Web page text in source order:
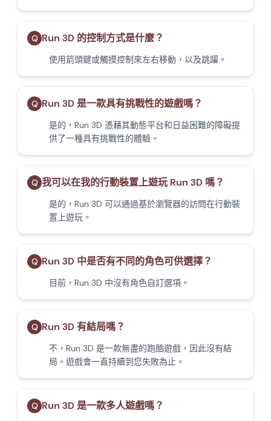
Q Run 3D 的控制方式是什麼？
使用箭頭鍵或觸摸控制來左右移動，以及跳躍。
Q Run 3D 是一款具有挑戰性的遊戲嗎？
是的，Run 3D 憑藉其動態平台和日益困難的障礙提
供了一種具有挑戰性的體驗。
Q 我可以在我的行動裝置上遊玩 Run 3D 嗎？
是的，Run 3D 可以通過基於瀏覽器的訪問在行動裝
置上遊玩。
Q Run 3D 中是否有不同的角色可供選擇？
目前，Run 3D 中沒有角色自訂選項。
Q Run 3D 有結局嗎？
不，Run 3D 是一款無盡的跑酷遊戲，因此沒有結
局。遊戲會一直持續到您失敗為止。
Q Run 3D 是一款多人遊戲嗎？